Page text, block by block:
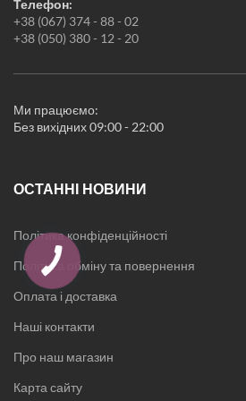
Килимки
Жіноча білизна
Піжами
Новорічні товари
Кухонні аксесуари
Телефон:
+38 (067) 374 - 88 - 02
+38 (050) 380 - 12 - 20
Ми працюємо:
Без вихідних 09:00 - 22:00
ОСТАННІ НОВИНИ
Політика конфіденційності
Політика обміну та повернення
Оплата і доставка
Наші контакти
Про наш магазин
Карта сайту